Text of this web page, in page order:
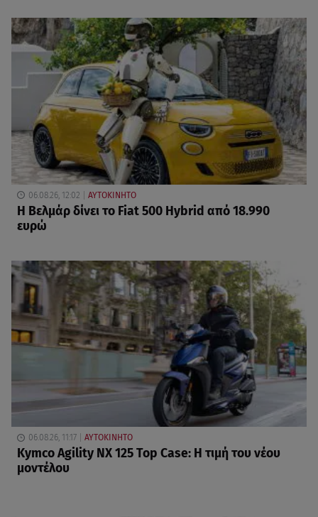
06.08.26, 12:02 ΑΥΤΟΚΙΝΗΤΟ
Η Βελμάρ δίνει το Fiat 500 Hybrid από 18.990
ευρώ
06.08.26, 11:17 ΑΥΤΟΚΙΝΗΤΟ
Kymco Agility NX 125 Τοp Case: Η τιμή του νέου
μοντέλου